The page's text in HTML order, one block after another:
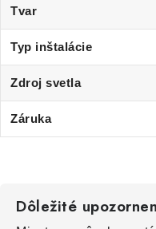
Tvar
Typ inštalácie
Zdroj svetla
Záruka
Dôležité